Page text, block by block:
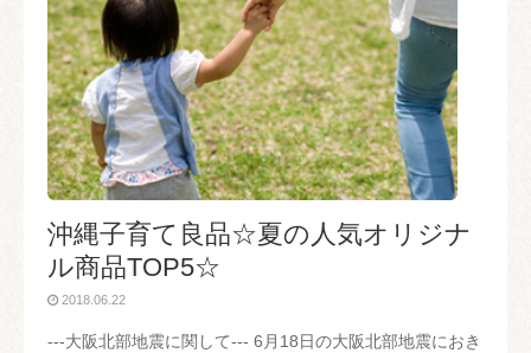
沖縄子育て良品☆夏の人気オリジナ
ル商品TOP5☆
2018.06.22
---大阪北部地震に関して--- 6月18日の大阪北部地震におき